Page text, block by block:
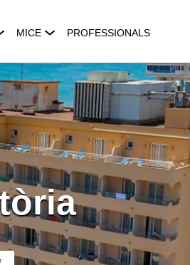
MICE PROFESSIONALS